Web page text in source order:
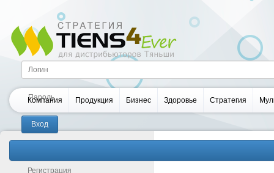
Регистрация
Компания Продукция Бизнес Здоровье Стратегия